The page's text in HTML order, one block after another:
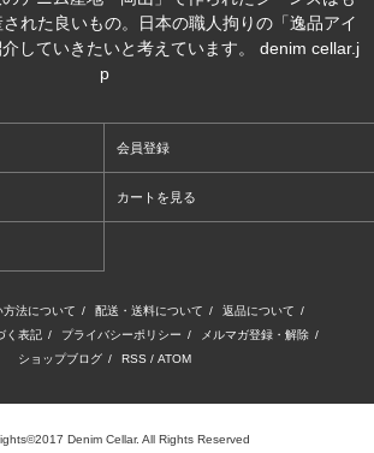
れた良いもの。日本の職人拘りの「逸品アイ
していきたいと考えています。 denim cellar.j
p
会員登録
カートを見る
方法について / 配送・送料について / 返品について /
く表記 / プライバシーポリシー / メルマガ登録・解除 /
ショップブログ / RSS / ATOM
Denim Cellar. All Rights Reserved